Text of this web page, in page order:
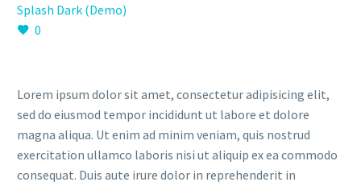
Splash Dark (Demo)
0
Lorem ipsum dolor sit amet, consectetur adipisicing elit,
sed do eiusmod tempor incididunt ut labore et dolore
magna aliqua. Ut enim ad minim veniam, quis nostrud
exercitation ullamco laboris nisi ut aliquip ex ea commodo
consequat. Duis aute irure dolor in reprehenderit in